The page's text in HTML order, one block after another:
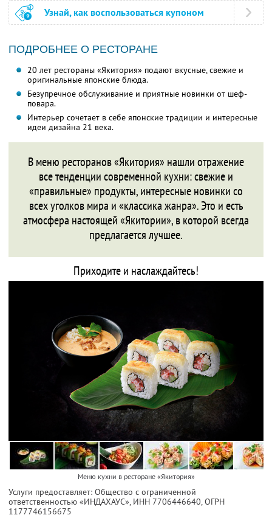
Узнай, как воспользоваться купоном
ПОДРОБНЕЕ О РЕСТОРАНЕ
20 лет рестораны «Якитория» подают вкусные, свежие и
оригинальные японские блюда.
Безупречное обслуживание и приятные новинки от шеф-
повара.
Интерьер сочетает в себе японские традиции и интересные
идеи дизайна 21 века.
В меню ресторанов «Якитория» нашли отражение
все тенденции современной кухни: свежие и
«правильные» продукты, интересные новинки со
всех уголков мира и «классика жанра». Это и есть
атмосфера настоящей «Якитории», в которой всегда
предлагается лучшее.
Приходите и наслаждайтесь!
Меню кухни в ресторане «Якитория»
Услуги предоставляет: Общество с ограниченной
ответственностью «ИНДАХАУС», ИНН 7706446640, ОГРН
1177746156675